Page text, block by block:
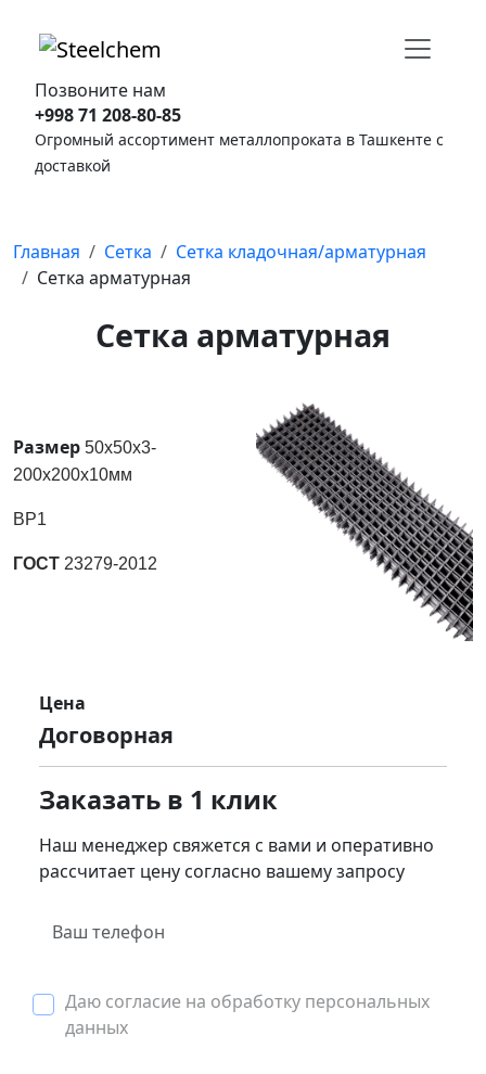
Позвоните нам
+998 71 208-80-85
Огромный ассортимент металлопроката в Ташкенте с
доставкой
Главная Сетка
Сетка кладочная/арматурная
Сетка арматурная
Сетка арматурная
Размер 50x50x3-
200x200x10мм
ВР1
ГОСТ 23279-2012
Цена
Договорная
Заказать в 1 клик
Наш менеджер свяжется с вами и оперативно
рассчитает цену согласно вашему запросу
Даю согласие на обработку персональных
данных